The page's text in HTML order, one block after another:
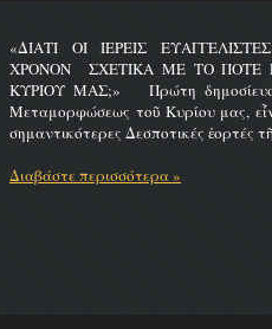
«ΔΙΑΤΙ ΟΙ ΙΕΡΕΙΣ
ΧΡΟΝΟΝ ΣΧΕΤΙΚΑ ΜΕ ΤΟ ΠΟΤΕ
ΚΥΡΙΟΥ ΜΑΣ;» Πρώτη
Μεταμορφώσεως τοῦ Κυρίου μας,
σημαντικότερες Δεσποτικές ἑορτές
Διαβάστε περισσότερα »